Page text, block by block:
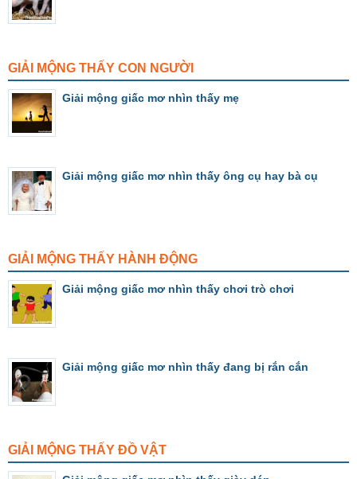
GIẢI MỘNG THẤY CON NGƯỜI
Giải mộng giấc mơ nhìn thấy mẹ
Giải mộng giấc mơ nhìn thấy ông cụ hay bà cụ
GIẢI MỘNG THẤY HÀNH ĐỘNG
Giải mộng giấc mơ nhìn thấy chơi trò chơi
Giải mộng giấc mơ nhìn thấy đang bị rắn cắn
GIẢI MỘNG THẤY ĐỒ VẬT